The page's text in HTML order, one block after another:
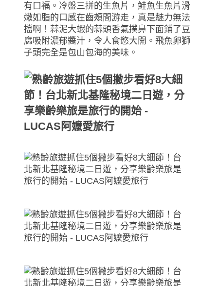
有口福。冷盤三拼的生魚片，鮭魚生魚片滑
嫩如脂的口感在齒頰間游走，真是魅力無法
擋啊！蒜泥大蝦的蒜頭香氣撲鼻下面鋪了豆
腐吸附濃郁醬汁，令人食慾大開。飛魚卵獅
子頭完全是包山包海的美味。